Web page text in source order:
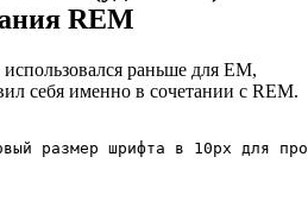
REM
раньше для EM,
себя именно в сочетании с REM.
размер шрифта в 10px для